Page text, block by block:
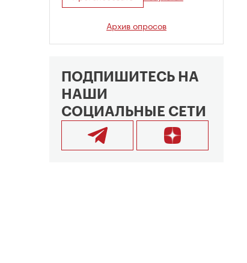
Архив опросов
ПОДПИШИТЕСЬ НА
НАШИ
СОЦИАЛЬНЫЕ СЕТИ